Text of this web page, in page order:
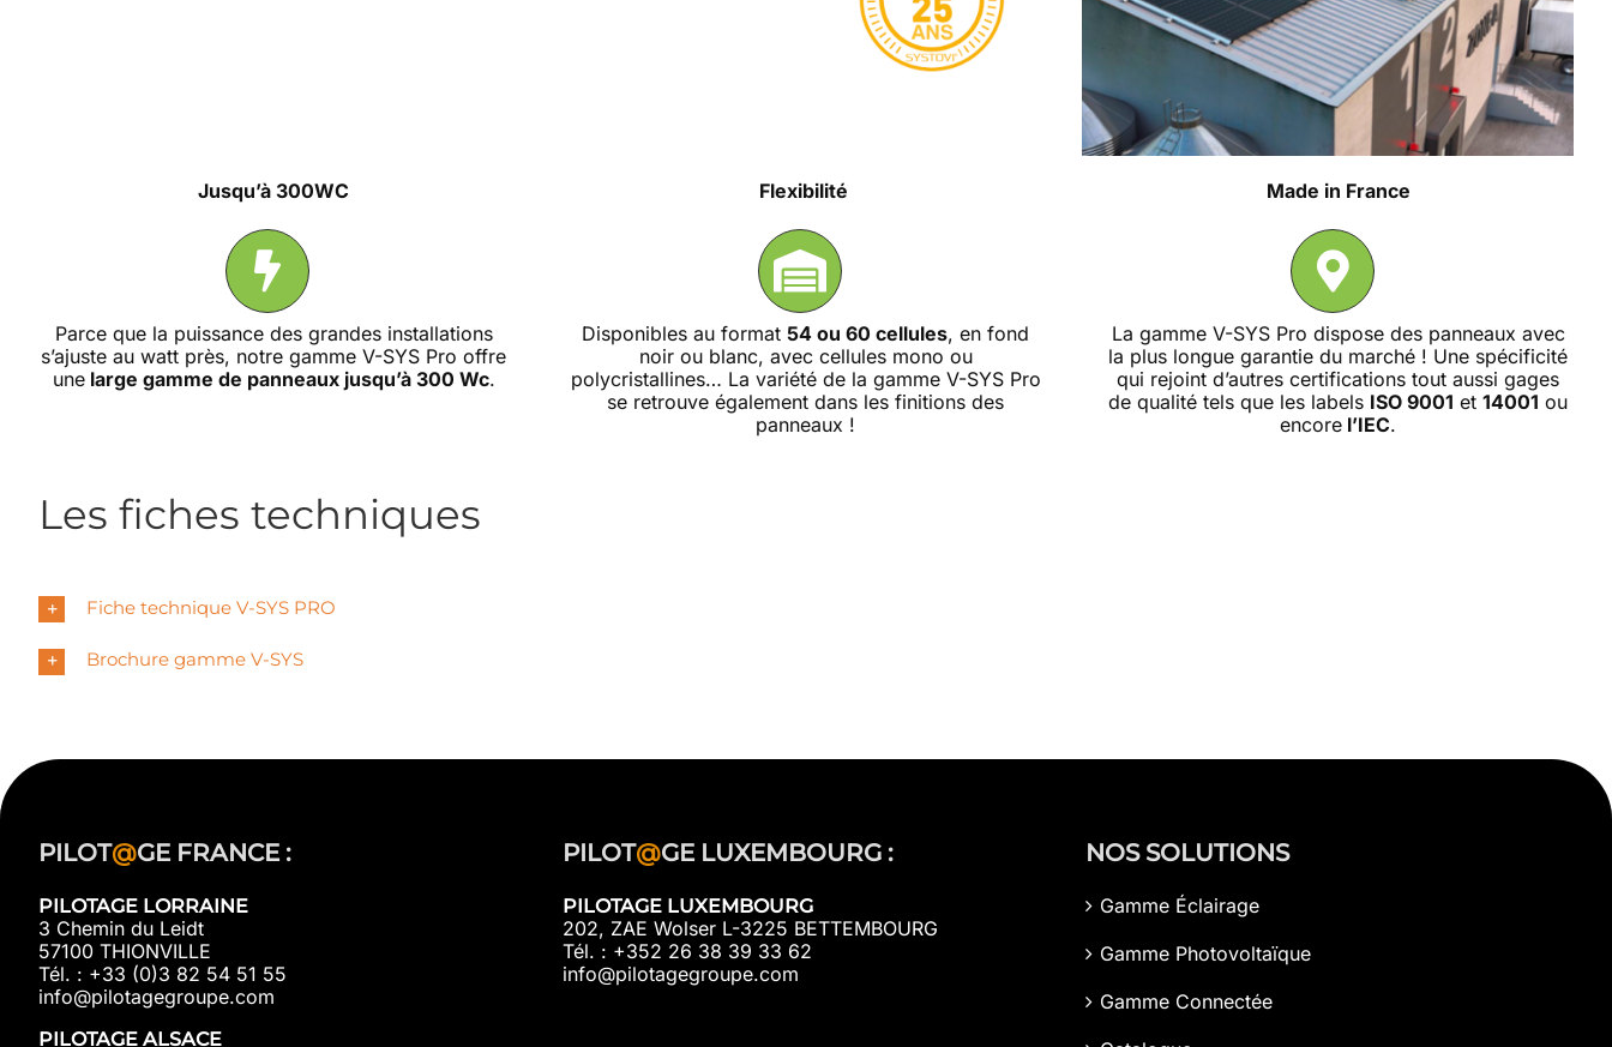
Jusqu’à 300WC
Parce que la puissance des grandes installations
s’ajuste au watt près, notre gamme V-SYS Pro offre
unelarge gamme de panneaux jusqu’à 300 Wc.
Flexibilité
Disponibles au format54 ou 60 cellules, en fond
noir ou blanc, avec cellules mono ou
polycristallines… La variété de la gamme V-SYS Pro
se retrouve également dans les finitions des
panneaux !
Made in France
La gamme V-SYS Pro dispose des panneaux avec
la plus longue garantie du marché ! Une spécificité
qui rejoint d’autres certifications tout aussi gages
de qualité tels que les labels ISO 9001 et14001 ou
encore l’IEC.
Les fiches techniques
Fiche technique V-SYS PRO
Brochure gamme V-SYS
PILOT@GE FRANCE :
PILOTAGE LORRAINE
3 Chemin du Leidt
57100 THIONVILLE
Tél. : +33 (0)3 82 54 51 55
info@pilotagegroupe.com
PILOTAGE ALSACE
PILOT@GE LUXEMBOURG :
PILOTAGE LUXEMBOURG
202, ZAE Wolser L-3225 BETTEMBOURG
Tél. : +352 26 38 39 33 62
info@pilotagegroupe.com
NOS SOLUTIONS
Gamme Éclairage
Gamme Photovoltaïque
Gamme Connectée